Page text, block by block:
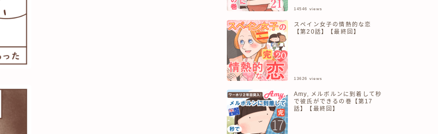
14546 views
スペイン女子の情熱的な恋
【第20話】【最終回】
13626 views
Amy, メルボルンに到着して秒
で彼氏ができるの巻【第17
話】【最終回】